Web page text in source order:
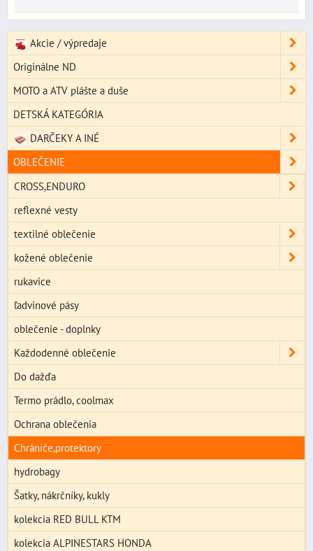
Akcie / výpredaje
Originálne ND
MOTO a ATV plášte a duše
DETSKÁ KATEGÓRIA
DARČEKY A INÉ
OBLEČENIE
CROSS,ENDURO
reflexné vesty
textilné oblečenie
kožené oblečenie
rukavice
ľadvinové pásy
oblečenie - doplnky
Každodenné oblečenie
Do dažďa
Termo prádlo, coolmax
Ochrana oblečenia
Chrániče,protektory
hydrobagy
Šatky, nákrčníky, kukly
kolekcia RED BULL KTM
kolekcia ALPINESTARS HONDA